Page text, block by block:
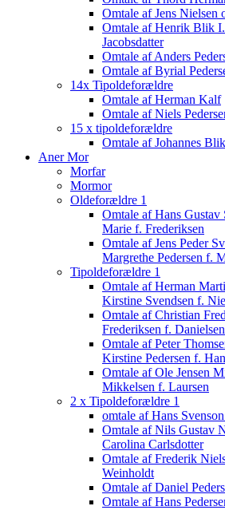
Omtale af Jens Nielsen
Omtale af Henrik Blik
Jacobsdatter
Omtale af Anders
Omtale af Byrial
14x Tipoldeforældre
Omtale af Herman Kalf
Omtale af Niels
15 x tipoldeforældre
Omtale af Johannes Blik
Aner Mor
Morfar
Mormor
Oldeforældre 1
Omtale af Hans Gustav
Marie f. Frederiksen
Omtale af Jens Peder
Margrethe Pedersen f.
Tipoldeforældre 1
Omtale af Herman
Kirstine Svendsen f.
Omtale af Christian
Frederiksen f. Danielsen
Omtale af Peter
Kirstine Pedersen f.
Omtale af Ole Jensen
Mikkelsen f. Laursen
2 x Tipoldeforældre 1
omtale af Hans
Omtale af Nils Gustav
Carolina Carlsdotter
Omtale af Frederik
Weinholdt
Omtale af Daniel
Omtale af Hans